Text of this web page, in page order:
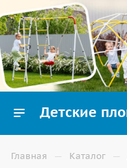
Главная — Каталог —